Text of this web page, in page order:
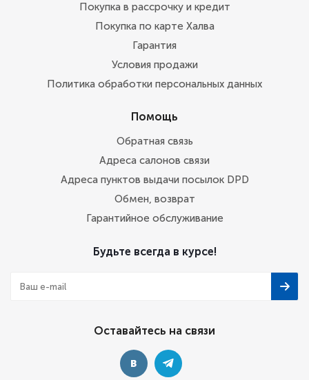
Покупка в рассрочку и кредит
Покупка по карте Халва
Гарантия
Условия продажи
Политика обработки персональных данных
Помощь
Обратная связь
Адреса салонов связи
Адреса пунктов выдачи посылок DPD
Обмен, возврат
Гарантийное обслуживание
Будьте всегда в курсе!
Оставайтесь на связи